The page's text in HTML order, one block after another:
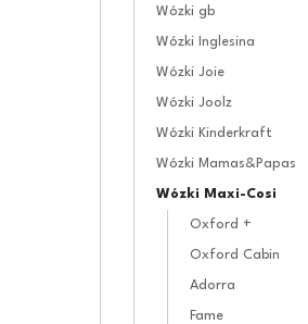
Wózki gb
Wózki Inglesina
Wózki Joie
Wózki Joolz
Wózki Kinderkraft
Wózki Mamas&Papas
Wózki Maxi-Cosi
Oxford +
Oxford Cabin
Adorra
Fame